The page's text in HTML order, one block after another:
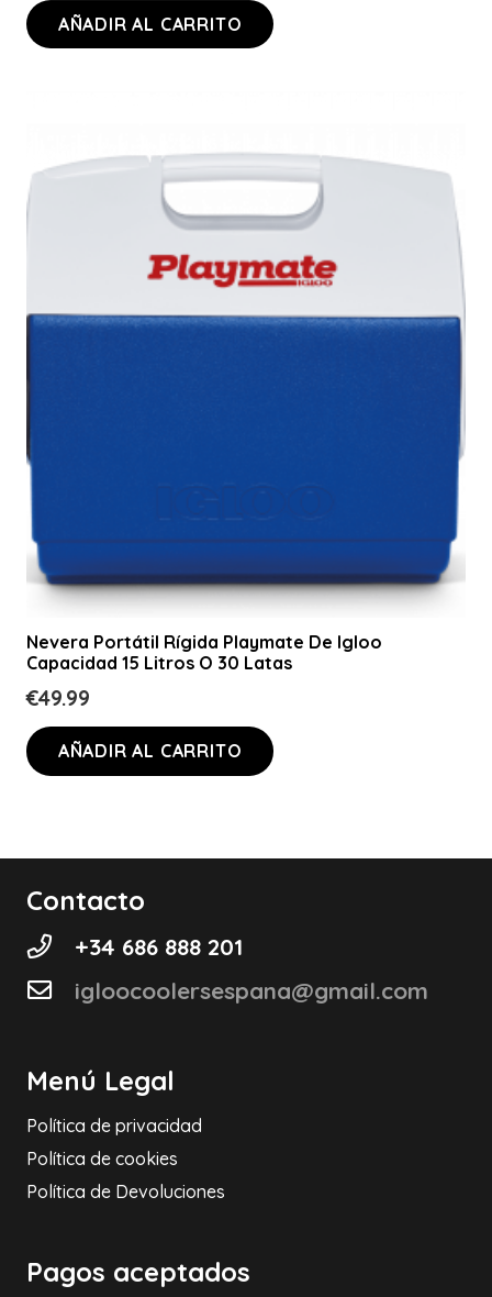
original
era:
actual
es:
AÑADIR AL CARRITO
Nevera Portátil Rígida Playmate De Igloo
Capacidad 15 Litros O 30 Latas
€49.99
AÑADIR AL CARRITO
Contacto
+34 686 888 201
igloocoolersespana@gmail.com
Menú Legal
Política de privacidad
Política de cookies
Política de Devoluciones
Pagos aceptados